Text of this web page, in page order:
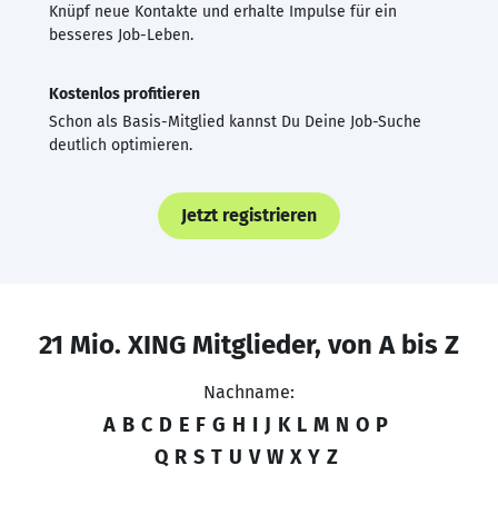
Knüpf neue Kontakte und erhalte Impulse für ein
besseres Job-Leben.
Kostenlos profitieren
Schon als Basis-Mitglied kannst Du Deine Job-Suche
deutlich optimieren.
Jetzt registrieren
21 Mio. XING Mitglieder, von A bis Z
Nachname:
A B C D E F G H I J K L M N O P
Q R S T U V W X Y Z